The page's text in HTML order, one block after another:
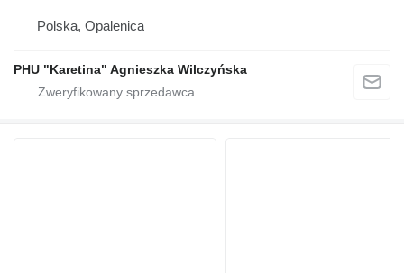
Polska, Opalenica
PHU "Karetina" Agnieszka Wilczyńska